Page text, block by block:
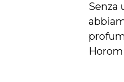
Senza